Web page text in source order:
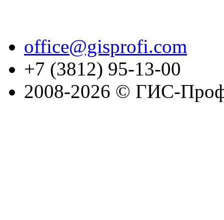
office@gisprofi.com
+7 (3812) 95-13-00
2008-2026 © ГИС-